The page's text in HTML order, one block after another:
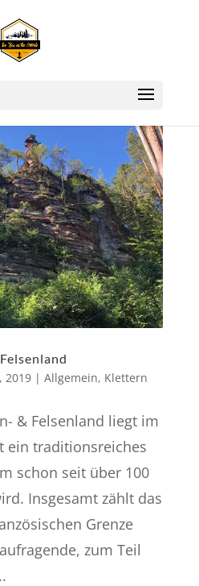
2019| Allgemein, Klettern
& Felsenland liegt im
ein traditionsreiches
schon seit über 100
Insgesamt zählt das
Grenze
zum Teil